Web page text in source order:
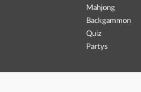
Mahjong
Backgammon
Quiz
Partys